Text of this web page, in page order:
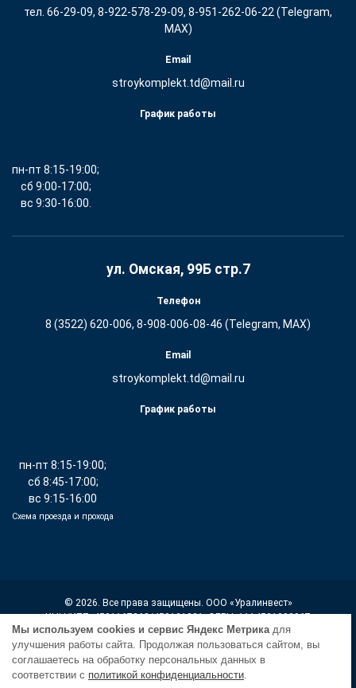
тел. 66-29-09, 8-922-578-29-09, 8-951-262-06-22 (Telegram,
MAX)
Email
stroykomplekt.td@mail.ru
График работы
пн-пт 8:15-19:00;
сб 9:00-17:00;
вс 9:30-16:00.
ул. Омская, 99Б стр.7
Телефон
8 (3522) 620-006, 8-908-006-08-46 (Telegram, MAX)
Email
stroykomplekt.td@mail.ru
График работы
пн-пт 8:15-19:00;
сб 8:45-17:00;
вс 9:15-16:00
Схема проезда и прохода
© 2026. Все права защищены. ООО «Уралинвест»
ИНН/КПП: 4501167368/450101001, ОГРН: 1114501002967
Политика конфиденциальности
Мы используем cookies и сервис Яндекс Метрикадля
улучшения работы сайта. Продолжая пользоваться сайтом, вы
соглашаетесь на обработку персональных данных в
соответствии с политикой конфиденциальности.